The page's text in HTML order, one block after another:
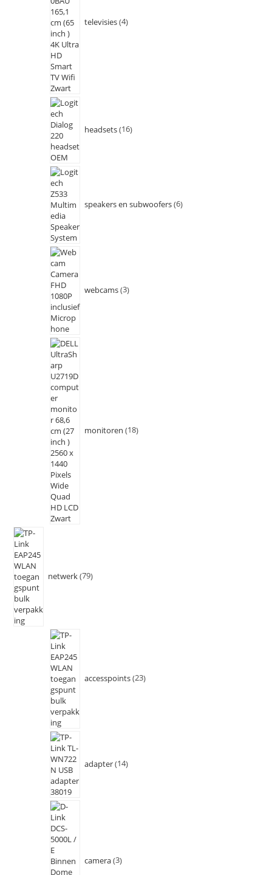
televisies 4
headsets 16
speakers en subwoofers 6
webcams 3
monitoren 18
netwerk 79
accesspoints 23
adapter 14
camera 3